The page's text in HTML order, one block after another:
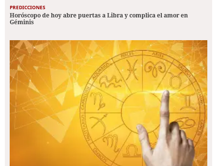
PREDICCIONES
Horóscopo de hoy abre puertas a Libra y complica el amor en
Géminis